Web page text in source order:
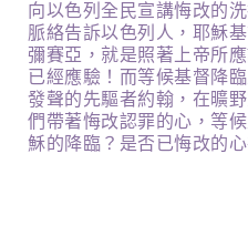
向以色列全民宣講悔改的
脈絡告訴以色列人，耶穌
彌賽亞，就是照著上帝所
已經應驗！而等候基督降
發聲的先驅者約翰，在曠
們帶著悔改認罪的心，等
穌的降臨？是否已悔改的